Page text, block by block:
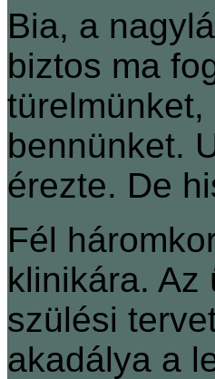
Bia, a
biztos ma
bennünket.
érezte. De
Fél
klinikára. Az
szülési
akadálya a